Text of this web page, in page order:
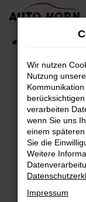
Zum
springen
Fehler:
Beim Laden
Hier sind ein
Laden
Wir nutzen
Nutzung
verarbeiten
wenn Sie uns
einem
Sie die
Weitere
Impressum